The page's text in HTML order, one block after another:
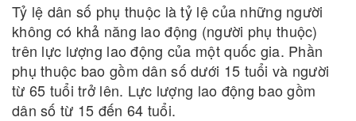
Tỷ lệ dân số phụ thuộc là tỷ lệ của những người
không có khả năng lao động (người phụ thuộc)
trên lực lượng lao động của một quốc gia. Phần
phụ thuộc bao gồm dân số dưới 15 tuổi và người
từ 65 tuổi trở lên. Lực lượng lao động bao gồm
dân số từ 15 đến 64 tuổi.